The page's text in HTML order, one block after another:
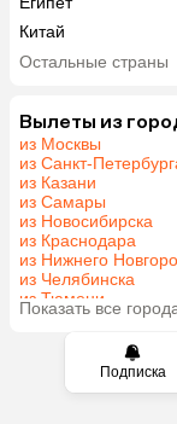
Подписка
Китай
Вьетнам
Беларусь
Шри-Ланка
Азербайджан
Индия
Катар
Гонконг
Таджикистан
Остальные страны
Вылеты из
из Москвы
из Санкт-
из Казани
из Самары
из Новосибирска
из Краснодара
из Нижнего
из Челябинска
из Тюмени
из Минеральных
Показать все